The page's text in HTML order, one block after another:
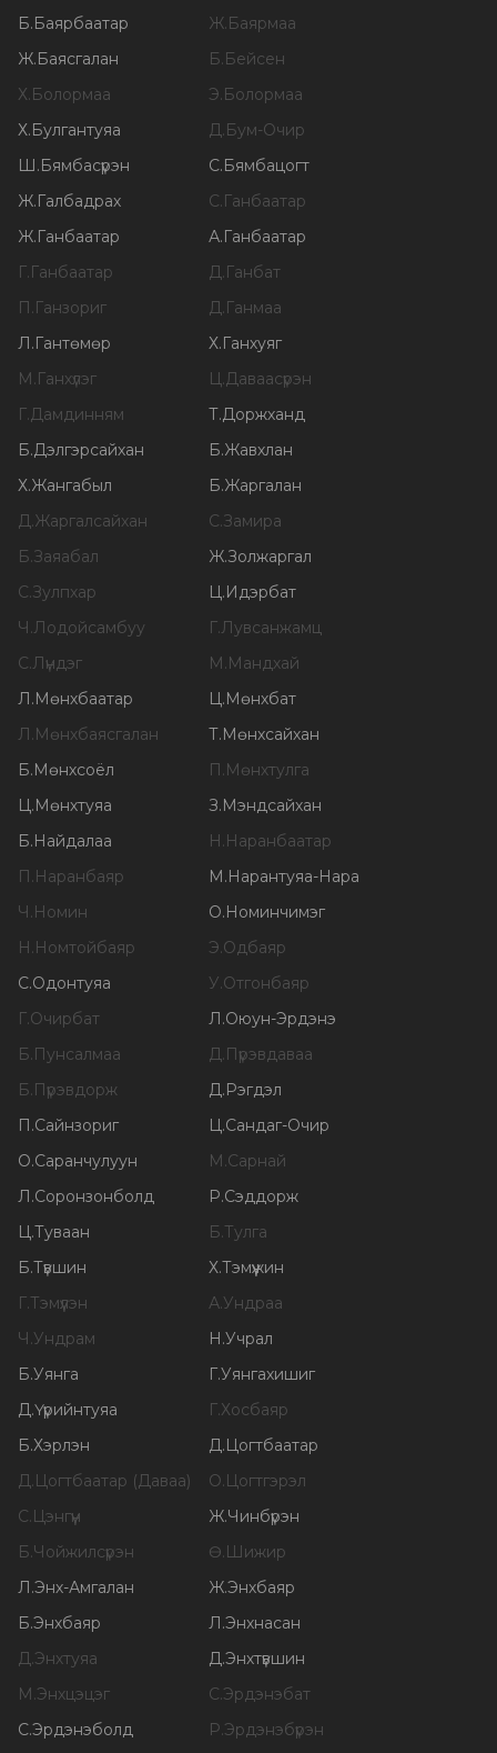
Б. Баярбаатар Ж. Баярмаа
Ж. Баясгалан Б. Бейсен
Х. Болормаа Э. Болормаа
Х. Булгантуяа Д. Бум-Очир
Ш . Бямбасүрэн С. Бямбацогт
Ж. Галбадрах С. Ганбаатар
Ж. Ганбаатар А. Ганбаатар
Г. Ганбаатар Д. Ганбат
П . Ганзориг Д. Ганмаа
Л . Гантөмөр Х. Ганхуяг
М . Ганхүлэг Ц.Даваасүрэн
Г.Дамдинням Т.Доржханд
Б.Дэлгэрсайхан Б.Жавхлан
Х.Жангабыл Б.Жаргалан
Д.Жаргалсайхан С.Замира
Б.Заяабал Ж.Золжаргал
С.Зулпхар Ц. Идэрбат
Ч .Лодойсамбуу Г.Лувсанжамц
С.Лүндэг М . Мандхай
Л . Мөнхбаатар Ц. Мөнхбат
Л . Мөнхбаясгалан Т. Мөнхсайхан
Б. Мөнхсоёл П . Мөнхтулга
Ц. Мөнхтуяа З. Мэндсайхан
Б. Найдалаа Н . Наранбаатар
П . Наранбаяр М . Нарантуяа-Нара
Ч . Номин О. Номинчимэг
Н . Номтойбаяр Э.Одбаяр
С.Одонтуяа У.Отгонбаяр
Г.Очирбат Л .Оюун-Эрдэнэ
Б. Пунсалмаа Д. Пүрэвдаваа
Б. Пүрэвдорж Д. Рэгдэл
П .Сайнзориг Ц.Сандаг-Очир
О.Саранчулуун М .Сарнай
Л .Соронзонболд Р.Сэддорж
Ц.Туваан Б.Тулга
Б.Түвшин Х.Тэмүүжин
Г.Тэмүүлэн А.Ундраа
Ч .Ундрам Н .Учрал
Б.Уянга Г.Уянгахишиг
Д.Үүрийнтуяа Г.Хосбаяр
Б.Хэрлэн Д. Цогтбаатар
Д. Цогтбаатар (Даваа) О. Цогтгэрэл
С. Цэнгүүн Ж.Чинбүрэн
Б.Чойжилсүрэн Ө. Шижир
Л .Энх-Амгалан Ж.Энхбаяр
Б.Энхбаяр Л .Энхнасан
Д.Энхтуяа Д.Энхтүвшин
М .Энхцэцэг С.Эрдэнэбат
С.Эрдэнэболд Р.Эрдэнэбүрэн